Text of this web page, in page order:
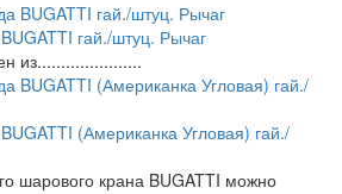
гай./штуц. Рычаг
из......................
(Американка Угловая) гай./
шарового крана BUGATTI можно